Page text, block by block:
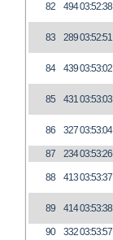
82 49403:52:38
83 28903:52:51
84 43903:53:02
85 43103:53:03
86 32703:53:04
87 23403:53:26
88 41303:53:37
89 41403:53:38
90
33203:53:57